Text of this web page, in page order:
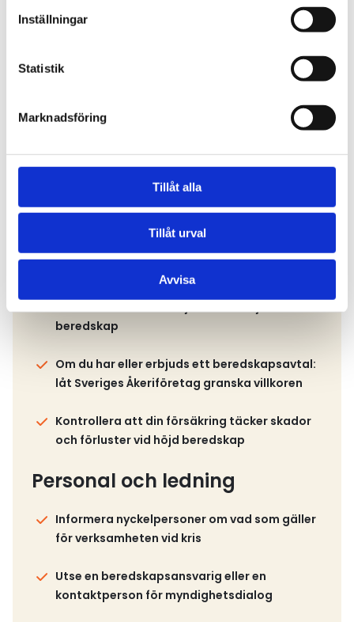
Inställningar
Statistik
Marknadsföring
Tillåt alla
Tillåt urval
Avvisa
Drivmedel och försörjning
drivmedelsleverantör som ingår i
buffertlager av drivmedel
Se till att ha reservdelar för de vanligaste
tekniska felen på dina fordon
Avtal och juridik
Kontrollera om dina kundavtal innehåller
beredskap
Om du har eller erbjuds ett beredskapsavtal:
låt Sveriges Åkeriföretag granska villkoren
Kontrollera att din försäkring täcker skador
och förluster vid höjd beredskap
Personal och ledning
Informera nyckelpersoner om vad som gäller
för verksamheten vid kris
Utse en beredskapsansvarig eller en
kontaktperson för myndighetsdialog